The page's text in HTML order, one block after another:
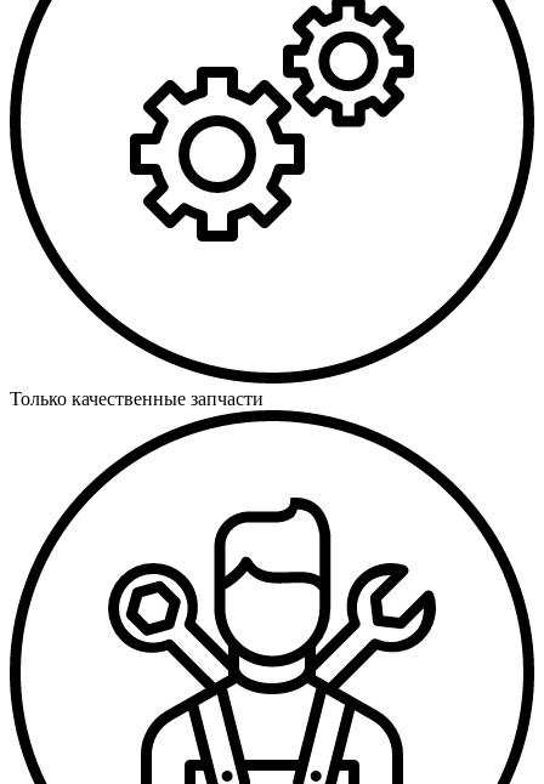
Только качественные запчасти